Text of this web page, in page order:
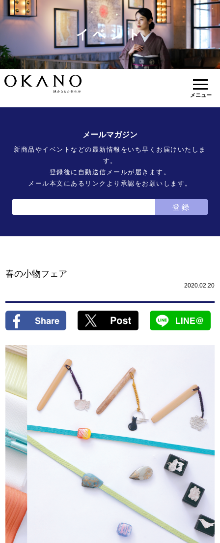
イベント
メニュー
メールマガジン
新商品やイベントなどの最新情報をいち早くお届けいたしま
す。
登録後に自動送信メールが届きます。
メール本文にあるリンクより承認をお願いします。
登録
春の小物フェア
2020.02.20